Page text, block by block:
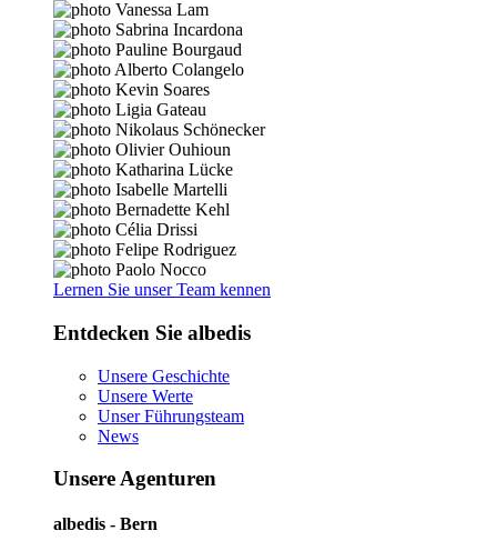
Lernen Sie unser Team kennen
Entdecken Sie albedis
Unsere Geschichte
Unsere Werte
Unser Führungsteam
News
Unsere Agenturen
albedis - Bern